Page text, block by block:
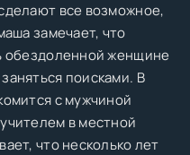
все возможное,
замечает, что
обездоленной женщине
поисками. В
с мужчиной
в местной
что несколько лет